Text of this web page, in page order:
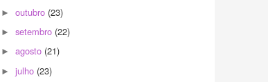
►outubro (23)
►setembro (22)
►agosto (21)
►julho (23)